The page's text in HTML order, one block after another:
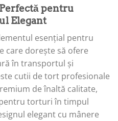
pentru
Elegant
esențial pentru
care dorește să ofere
în transportul și
cutii de tort profesionale
de înaltă calitate,
torturi în timpul
elegant cu mânere